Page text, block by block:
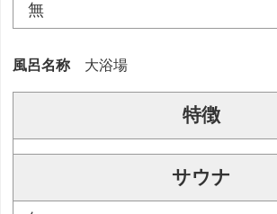
無
風呂名称 大浴場
特徴
サウナ